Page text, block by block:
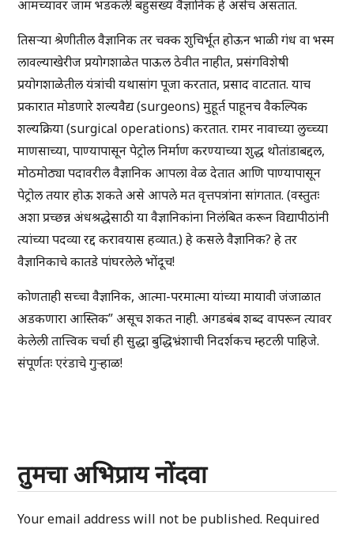
आमच्यावर जाम भडकले! बहुसंख्य वैज्ञानिक हे असेच असतात.
तिसर्‍या श्रेणीतील वैज्ञानिक तर चक्क शुचिर्भूत होऊन भाळी गंध वा भस्म
लावल्याखेरीज प्रयोगशाळेत पाऊल ठेवीत नाहीत, प्रसंगविशेषी
प्रयोगशाळेतील यंत्रांची यथासांग पूजा करतात, प्रसाद वाटतात. याच
प्रकारात मोडणारे शल्यवैद्य (surgeons) मुहूर्त पाहूनच वैकल्पिक
शल्यक्रिया (surgical operations) करतात. रामर नावाच्या लुच्च्या
माणसाच्या, पाण्यापासून पेट्रोल निर्माण करण्याच्या शुद्ध थोतांडाबद्दल,
मोठमोठ्या पदावरील वैज्ञानिक आपला वेळ देतात आणि पाण्यापासून
पेट्रोल तयार होऊ शकते असे आपले मत वृत्तपत्रांना सांगतात. (वस्तुतः
अशा प्रच्छन्न अंधश्रद्धेसाठी या वैज्ञानिकांना निलंबित करून विद्यापीठांनी
त्यांच्या पदव्या रद्द करावयास हव्यात.) हे कसले वैज्ञानिक? हे तर
वैज्ञानिकाचे कातडे पांघरलेले भोंदूच!
कोणताही सच्चा वैज्ञानिक, आत्मा-परमात्मा यांच्या मायावी जंजाळात
अडकणारा आस्तिक” असूच शकत नाही. अगडबंब शब्द वापरून त्यावर
केलेली तात्त्विक चर्चा ही सुद्धा बुद्धिभ्रंशाची निदर्शकच म्हटली पाहिजे.
संपूर्णतः एरंडाचे गुर्‍हाळ!
तुमचा अभिप्राय नोंदवा
Your email address will not be published. Required